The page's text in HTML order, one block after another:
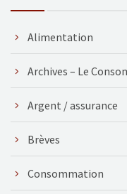
Alimentation
Archives – Le
Argent / assurance
Brèves
Consommation